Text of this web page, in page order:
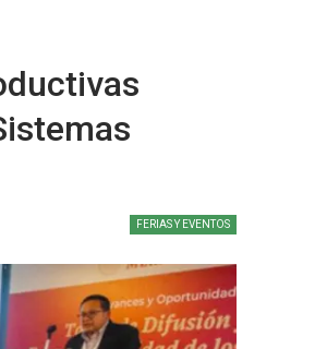
FERIAS Y EVENTOS